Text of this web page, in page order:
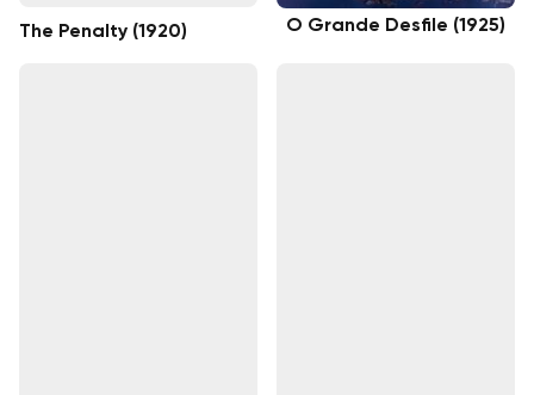
The Penalty (1920) O Grande Desfile (1925)